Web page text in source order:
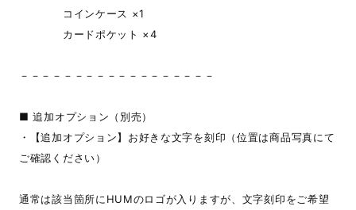
コインケース ×1
カードポケット ×4
－－－－－－－－－－－－－－－－－－
■ 追加オプション（別売）
・【追加オプション】お好きな文字を刻印（位置は商品写真にて
ご確認ください）
通常は該当箇所にHUMのロゴが入りますが、文字刻印をご希望